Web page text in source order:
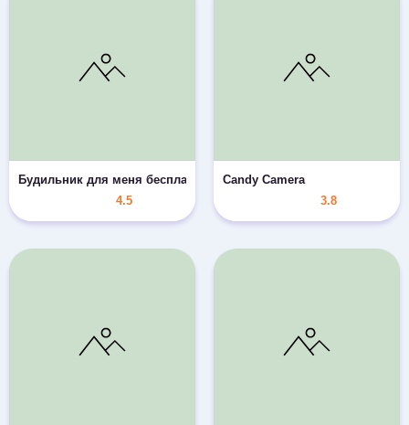
Будильник для меня бесплатно
4.5
Candy Camera
3.8